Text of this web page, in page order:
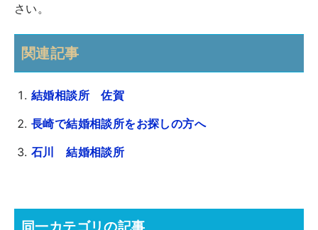
さい。
関連記事
結婚相談所 佐賀
長崎で結婚相談所をお探しの方へ
石川 結婚相談所
同一カテゴリの記事